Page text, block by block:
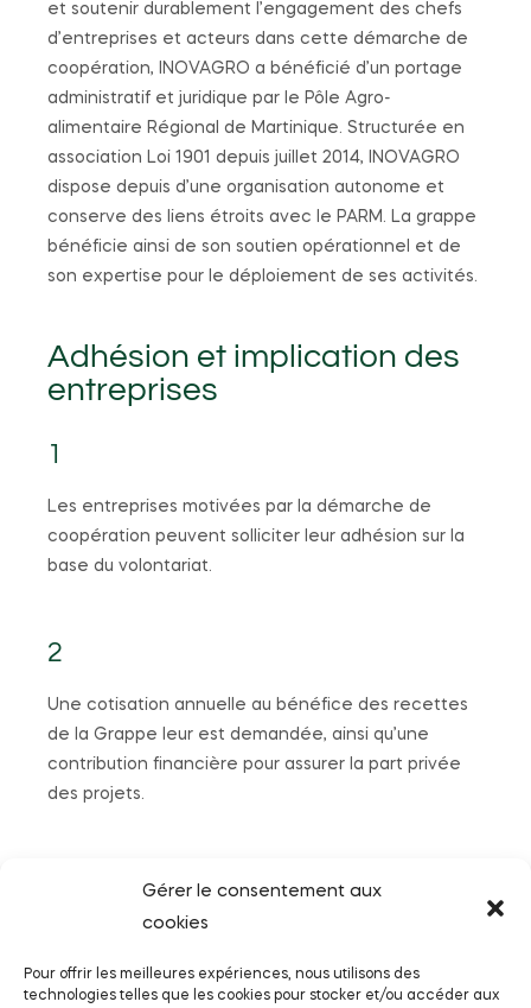
Gérer le consentement aux
cookies
Pour offrir les meilleures expériences, nous utilisons des
technologies telles que les cookies pour stocker et/ou accéder aux
et soutenir durablement l’engagement des chefs
d’entreprises et acteurs dans cette démarche de
coopération, INOVAGRO a bénéficié d’un portage
administratif et juridique par le Pôle Agro-
alimentaire Régional de Martinique. Structurée en
association Loi 1901 depuis juillet 2014, INOVAGRO
dispose depuis d’une organisation autonome et
conserve des liens étroits avec le PARM. La grappe
bénéficie ainsi de son soutien opérationnel et de
son expertise pour le déploiement de ses activités.
Adhésion et implication des
entreprises
1
Les entreprises motivées par la démarche de
coopération peuvent solliciter leur adhésion sur la
base du volontariat.
2
Une cotisation annuelle au bénéfice des recettes
de la Grappe leur est demandée, ainsi qu’une
contribution financière pour assurer la part privée
des projets.
Afin de garantir leur implication au sein de la
Grappe et soutenir l’efficacité des actions, des
groupes de travail thématiques sont définis au sein